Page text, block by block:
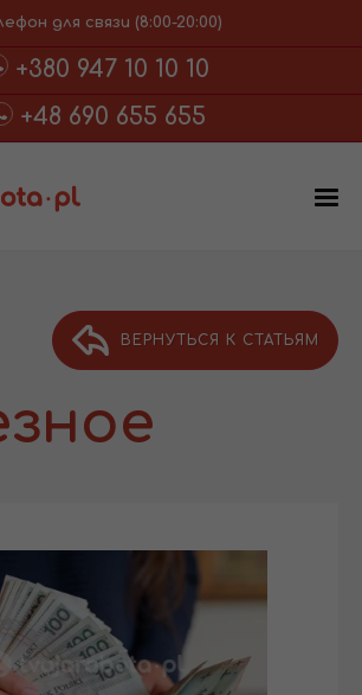
для связи (8:00-20:00)
+380 947 10 10 10
+48 690 655 655
ВЕРНУТЬСЯ К СТАТЬЯМ